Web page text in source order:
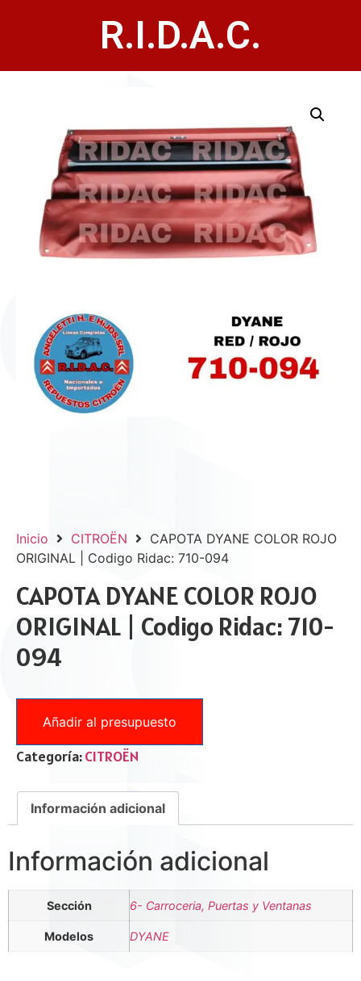
R.I.D.A.C.
Inicio CITROËN
CAPOTA DYANE COLOR ROJO
ORIGINAL | Codigo Ridac: 710-094
CAPOTA DYANE COLOR ROJO
ORIGINAL | Codigo Ridac: 710-
094
Añadir al presupuesto
Categoría:CITROËN
Información adicional
Información adicional
Sección 6- Carroceria, Puertas y Ventanas
Modelos DYANE